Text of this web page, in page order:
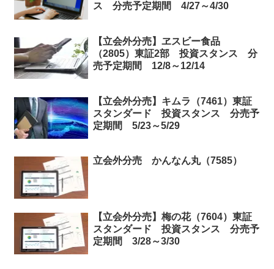
ス 分売予定期間 4/27～4/30
【立会外分売】ヱスビー食品
（2805）東証2部 投資スタンス 分
売予定期間 12/8～12/14
【立会外分売】キムラ（7461）東証
スタンダード 投資スタンス 分売予
定期間 5/23～5/29
立会外分売 かんなん丸（7585）
【立会外分売】梅の花（7604）東証
スタンダード 投資スタンス 分売予
定期間 3/28～3/30